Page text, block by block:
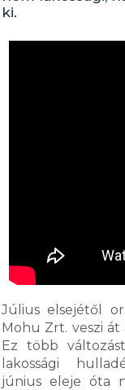
ki.
Július elsejétől
Mohu Zrt. veszi
Ez több
lakossági
június eleje óta